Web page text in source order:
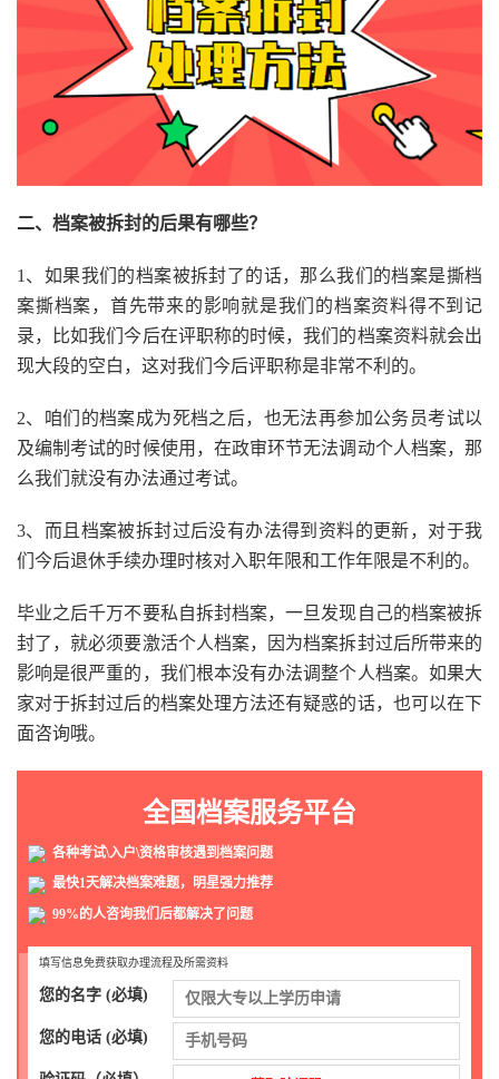
二、档案被拆封的后果有哪些？
1、如果我们的档案被拆封了的话，那么我们的档案是撕档
案撕档案，首先带来的影响就是我们的档案资料得不到记
录，比如我们今后在评职称的时候，我们的档案资料就会出
现大段的空白，这对我们今后评职称是非常不利的。
2、咱们的档案成为死档之后，也无法再参加公务员考试以
及编制考试的时候使用，在政审环节无法调动个人档案，那
么我们就没有办法通过考试。
3、而且档案被拆封过后没有办法得到资料的更新，对于我
们今后退休手续办理时核对入职年限和工作年限是不利的。
毕业之后千万不要私自拆封档案，一旦发现自己的档案被拆
封了，就必须要激活个人档案，因为档案拆封过后所带来的
影响是很严重的，我们根本没有办法调整个人档案。如果大
家对于拆封过后的档案处理方法还有疑惑的话，也可以在下
面咨询哦。
全国档案服务平台
各种考试\入户\资格审核遇到档案问题
最快1天解决档案难题，明星强力推荐
99%的人咨询我们后都解决了问题
填写信息免费获取办理流程及所需资料
您的名字 (必填)
您的电话 (必填)